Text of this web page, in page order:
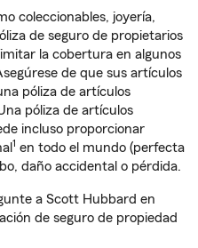
coleccionables, joyería,
de seguro de propietarios
la cobertura en algunos
de que sus artículos
póliza de artículos
póliza de artículos
incluso proporcionar
1 en todo el mundo (perfecta
daño accidental o pérdida.
a Scott Hubbard en
de seguro de propiedad